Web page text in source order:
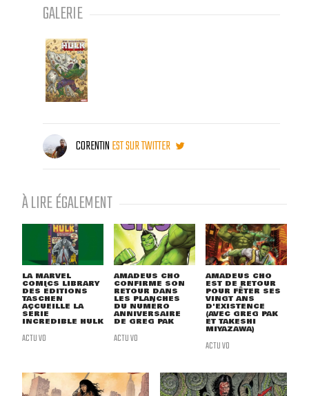
GALERIE
CORENTINEST SUR TWITTER
À LIRE ÉGALEMENT
LA MARVEL
COMICS LIBRARY
DES ÉDITIONS
TASCHEN
ACCUEILLE LA
SÉRIE
INCREDIBLE HULK
ACTU VO
AMADEUS CHO
CONFIRME SON
RETOUR DANS
LES PLANCHES
DU NUMÉRO
ANNIVERSAIRE
DE GREG PAK
ACTU VO
AMADEUS CHO
EST DE RETOUR
POUR FÊTER SES
VINGT ANS
D'EXISTENCE
(AVEC GREG PAK
ET TAKESHI
MIYAZAWA)
ACTU VO